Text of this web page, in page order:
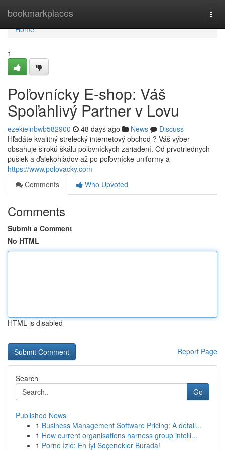
bookmarkplaces
Home
Home
1
Poľovnícky E-shop: Váš
Spoľahlivý Partner v Lovu
ezekielnbwb582900 48 days ago News
Discuss
Hľadáte kvalitný strelecký internetový obchod ? Váš výber
obsahuje širokú škálu poľovníckych zariadení. Od prvotriednych
pušiek a ďalekohľadov až po poľovnícke uniformy a
https://www.polovacky.com
Comments
Who Upvoted
Comments
Submit a Comment
No HTML
HTML is disabled
Report Page
Search
Go
Published News
1 Business Management Software Pricing: A detail...
1 How current organisations harness group intelli...
1 Porno İzle: En İyi Seçenekler Burada!